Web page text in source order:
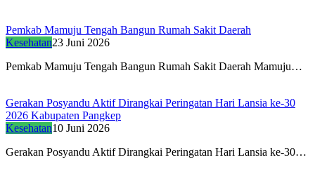
Pemkab Mamuju Tengah Bangun Rumah Sakit Daerah
Kesehatan23 Juni 2026
Pemkab Mamuju Tengah Bangun Rumah Sakit Daerah Mamuju…
Gerakan Posyandu Aktif Dirangkai Peringatan Hari Lansia ke-30
2026 Kabupaten Pangkep
Kesehatan10 Juni 2026
Gerakan Posyandu Aktif Dirangkai Peringatan Hari Lansia ke-30…